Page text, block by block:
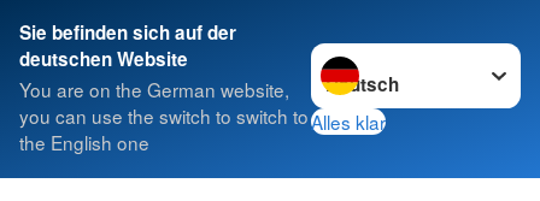
Sie befinden sich auf der
deutschen Website
You are on the German website,
you can use the switch to switch to
the English one
Sprache wechseln zu
Alles klar